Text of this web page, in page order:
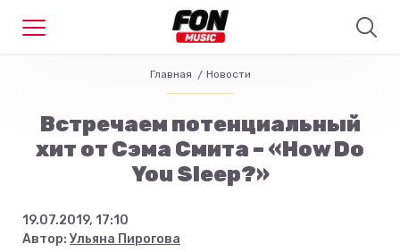
Главная Новости
Встречаем потенциальный
хит от Сэма Смита – «How Do
You Sleep?»
19.07.2019, 17:10
Автор:Ульяна Пирогова